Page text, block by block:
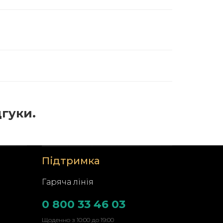
Підтримка
Гаряча лінія
0 800 33 46 03
Щоденно з 10:00 до 19:00